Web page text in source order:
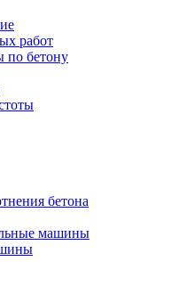
работ
по бетону
бетона
машины